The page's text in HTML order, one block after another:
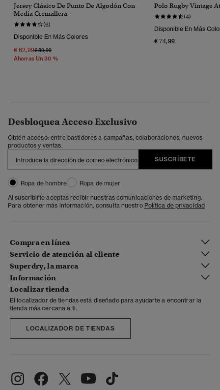
Jersey Clásico De Punto De Algodón Con
Media Cremallera
(6)
Disponible En Más Colores
€ 62,99Precio Rebajado De
€ 89,99A
Ahorras Un 30 %
Polo Rugby Vintage
(4)
Disponible En Más
€ 74,99
Desbloquea Acceso Exclusivo
Obtén acceso: entre bastidores a campañas, colaboraciones, nuevos
productos y ventas.
SUSCRÍBETE
Ropa de hombre
Ropa de mujer
Al suscribirte aceptas recibir nuestras comunicaciones de marketing.
Para obtener más información, consulta nuestro Política de privacidad
Compra en línea
Servicio de atención al cliente
Superdry, la marca
Información
Localizar tienda
El localizador de tiendas está diseñado para ayudarte a encontrar la
tienda más cercana a ti.
LOCALIZADOR DE TIENDAS